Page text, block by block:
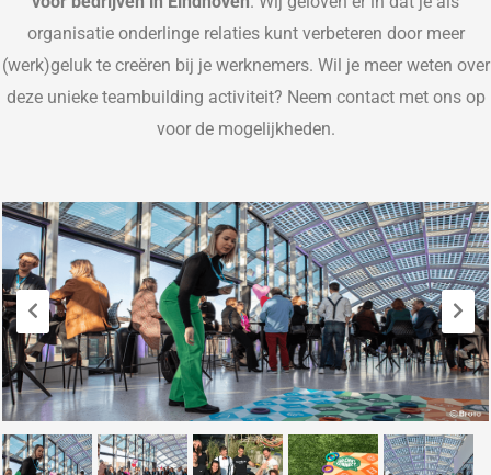
organisatie onderlinge relaties kunt verbeteren door meer
(werk)geluk te creëren bij je werknemers. Wil je meer weten over
deze unieke teambuilding activiteit? Neem contact met ons op
voor de mogelijkheden.